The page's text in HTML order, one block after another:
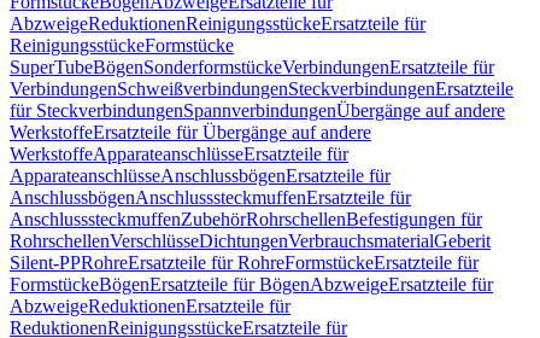
AbzweigeReduktionenReinigungsstückeErsatzteile für
ReinigungsstückeFormstücke
SuperTubeBögenSonderformstückeVerbindungenErsatzteile für
VerbindungenSchweißverbindungenSteckverbindungenErsatzteile
für SteckverbindungenSpannverbindungenÜbergänge auf andere
WerkstoffeErsatzteile für Übergänge auf andere
WerkstoffeApparateanschlüsseErsatzteile für
ApparateanschlüsseAnschlussbögenErsatzteile für
AnschlussbögenAnschlusssteckmuffenErsatzteile für
AnschlusssteckmuffenZubehörRohrschellenBefestigungen für
RohrschellenVerschlüsseDichtungenVerbrauchsmaterialGeberit
Silent-PPRohreErsatzteile für RohreFormstückeErsatzteile für
FormstückeBögenErsatzteile für BögenAbzweigeErsatzteile für
AbzweigeReduktionenErsatzteile für
ReduktionenReinigungsstückeErsatzteile für